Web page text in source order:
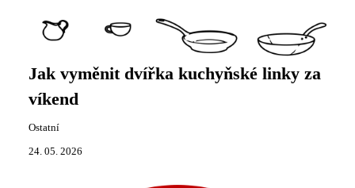
Jak vyměnit dvířka kuchyňské linky za
víkend
Ostatní
24. 05. 2026